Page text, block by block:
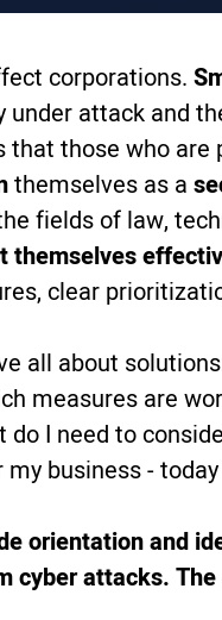
corporations.
under attack and
those who are
themselves as a
fields of law,
themselves
clear
all about
measures are
do I need to
business -
orientation and
cyber attacks.